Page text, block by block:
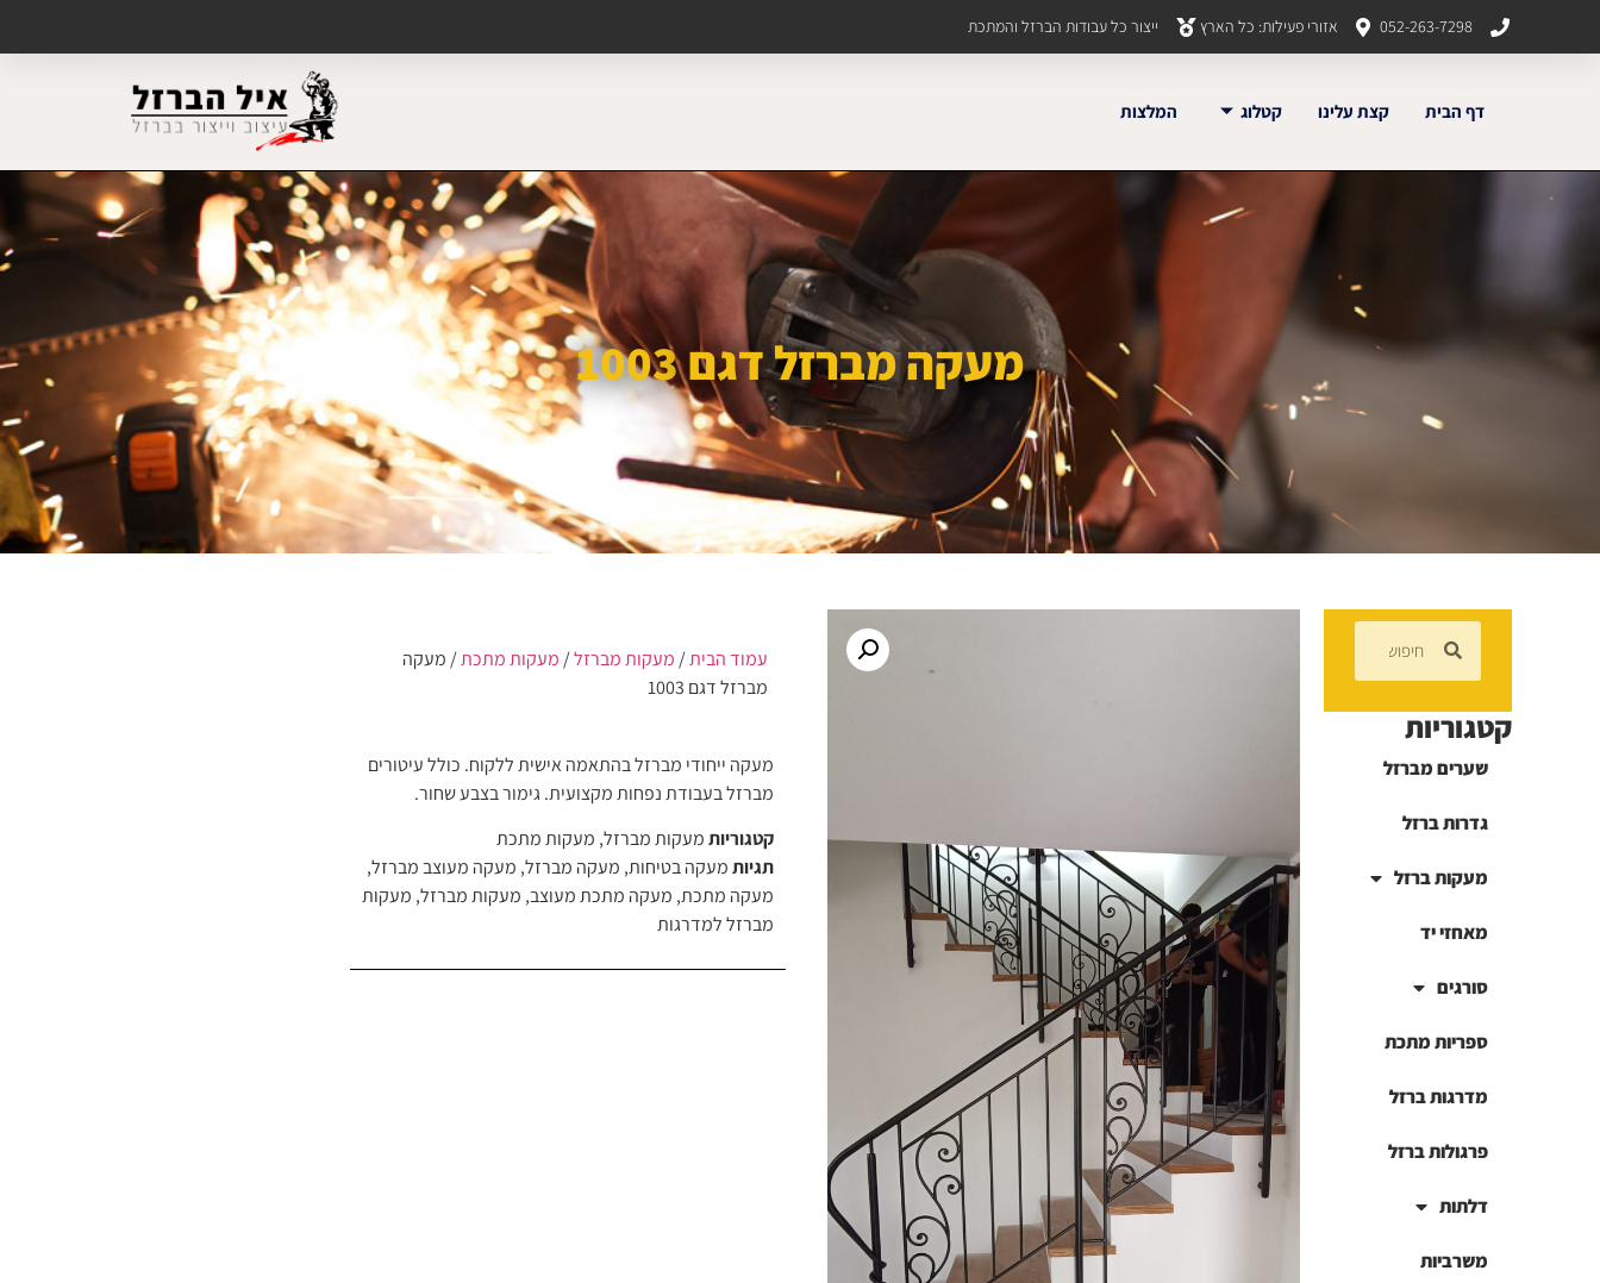
052-263-7298 אזורי פעילות: כל הארץ ייצור כל עבודות הברזל והמתכת
דף הבית קצת עלינו קטלוג המלצות
מעקה מברזל דגם 1003
קטגוריות
שערים מברזל
גדרות ברזל
מעקות ברזל
מאחזי יד
סורגים
ספריות מתכת
מדרגות ברזל
פרגולות ברזל
דלתות
משרביות
עמוד הבית/ מעקות מברזל/ מעקות מתכת/ מעקה
מברזל דגם 1003
מעקה ייחודי מברזל בהתאמה אישית ללקוח. כולל עיטורים
מברזל בעבודת נפחות מקצועית. גימור בצבע שחור.
קטגוריות מעקות מברזל, מעקות מתכת
תגיות מעקה בטיחות, מעקה מברזל, מעקה מעוצב מברזל,
מעקה מתכת, מעקה מתכת מעוצב, מעקות מברזל, מעקות
מברזל למדרגות